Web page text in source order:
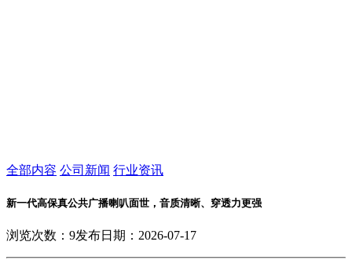
全部内容 公司新闻 行业资讯
新一代高保真公共广播喇叭面世，音质清晰、穿透力更强
浏览次数： 9发布日期：2026-07-17